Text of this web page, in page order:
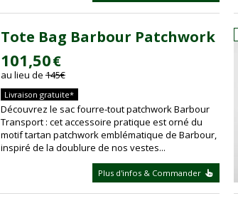
Tote Bag Barbour Patchwork
101,50€
au lieu de 145€
Livraison gratuite*
Découvrez le sac fourre-tout patchwork Barbour
Transport : cet accessoire pratique est orné du
motif tartan patchwork emblématique de Barbour,
inspiré de la doublure de nos vestes...
Plus d'infos & Commander